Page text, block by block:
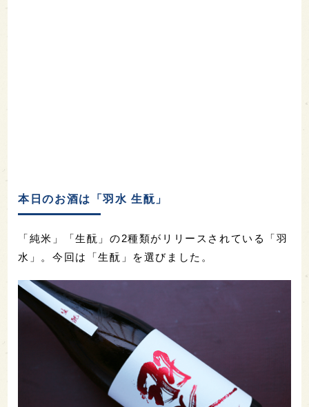
本日のお酒は「羽水 生酛」
「純米」「生酛」の2種類がリリースされている「羽
水」。今回は「生酛」を選びました。